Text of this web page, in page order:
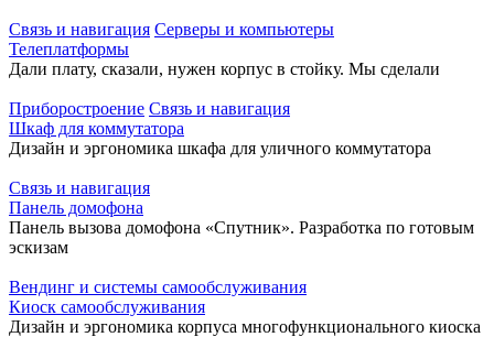
Связь и навигация Серверы и компьютеры
Телеплатформы
Дали плату, сказали, нужен корпус в стойку. Мы сделали
Приборостроение Связь и навигация
Шкаф для коммутатора
Дизайн и эргономика шкафа для уличного коммутатора
Связь и навигация
Панель домофона
Панель вызова домофона «Спутник». Разработка по готовым
эскизам
Вендинг и системы самообслуживания
Киоск самообслуживания
Дизайн и эргономика корпуса многофункционального киоска